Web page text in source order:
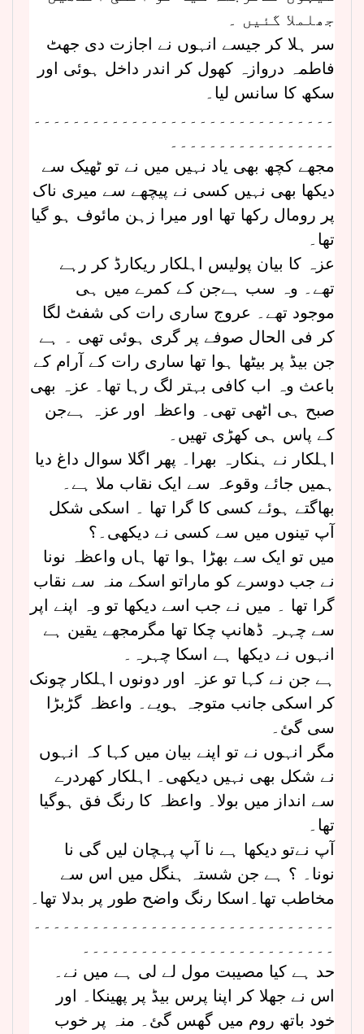
جھلملا گئیں ۔
سر ہلا کر جیسے انہوں نے اجازت دی جھٹ
فاطمہ دروازہ کھول کر اندر داخل ہوئی اور
سکھ کا سانس لیا۔
۔۔۔۔۔۔۔۔۔۔۔۔۔۔۔۔۔۔۔۔۔۔۔۔۔۔۔۔۔۔۔
۔۔۔۔۔۔۔۔۔۔۔۔۔۔۔۔۔
مجھے کچھ بھی یاد نہیں میں نے تو ٹھیک سے
دیکھا بھی نہیں کسی نے پیچھے سے میری ناک
پر رومال رکھا تھا اور میرا زہن مائوف ہو گیا
تھا۔
عزہ کا بیان پولیس اہلکار ریکارڈ کر رہے
تھے۔ وہ سب ہےجن کے کمرے میں ہی
موجود تھے۔ عروج ساری رات کی شفٹ لگا
کر فی الحال صوفے پر گری ہوئی تھی ۔ ہے
جن بیڈ پر بیٹھا ہوا تھا ساری رات کے آرام کے
باعث وہ اب کافی بہتر لگ رہا تھا۔ عزہ بھی
صبح ہی اٹھی تھی۔ واعظہ اور عزہ ہےجن
کے پاس ہی کھڑی تھیں۔
اہلکار نے ہنکارہ بھرا۔ پھر اگلا سوال داغ دیا
ہمیں جائے وقوعہ سے ایک نقاب ملا ہے۔
بھاگتے ہوئے کسی کا گرا تھا ۔ اسکی شکل
آپ تینوں میں سے کسی نے دیکھی۔؟
میں تو ایک سے بھڑا ہوا تھا ہاں واعظہ نونا
نے جب دوسرے کو ماراتو اسکے منہ سے نقاب
گرا تھا ۔ میں نے جب اسے دیکھا تو وہ اپنے اپر
سے چہرہ ڈھانپ چکا تھا مگرمجھے یقین ہے
انہوں نے دیکھا ہے اسکا چہرہ۔
ہے جن نے کہا تو عزہ اور دونوں اہلکار چونک
کر اسکی جانب متوجہ ہویے۔ واعظہ گڑبڑا
سی گئ۔
مگر انہوں نے تو اپنے بیان میں کہا کہ انہوں
نے شکل بھی نہیں دیکھی۔ اہلکار کھردرے
سے انداز میں بولا۔ واعظہ کا رنگ فق ہوگیا
تھا۔
آپ نےتو دیکھا ہے نا آپ پہچان لیں گی نا
نونا۔ ؟ ہے جن شستہ ہنگل میں اس سے
مخاطب تھا۔اسکا رنگ واضح طور پر بدلا تھا۔
۔۔۔۔۔۔۔۔۔۔۔۔۔۔۔۔۔۔۔۔۔۔۔۔۔۔۔۔۔۔۔
۔۔۔۔۔۔۔۔۔۔۔۔۔۔۔۔۔۔۔۔۔۔۔۔۔۔
حد ہے کیا مصیبت مول لے لی ہے میں نے۔
اس نے جھلا کر اپنا پرس بیڈ پر پھینکا۔ اور
خود باتھ روم میں گھس گئ۔ منہ پر خوب